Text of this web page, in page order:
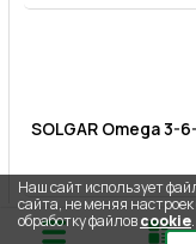
SOLGAR Omega
Наш сайт использует
сайта, не меняя настроек
обработку файловcookie.